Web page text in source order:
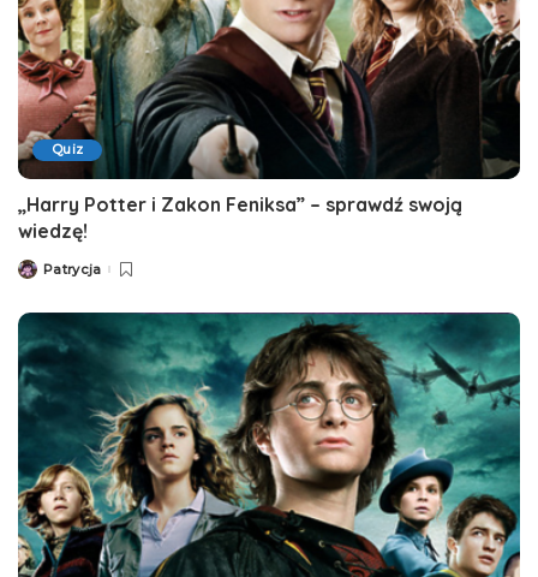
Quiz
„Harry Potter i Zakon Feniksa” – sprawdź swoją
wiedzę!
PostedPatrycja